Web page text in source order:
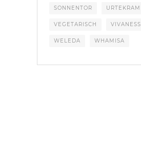
SONNENTOR URTEKRAM
VEGETARISCH VIVANESS
WELEDA WHAMISA